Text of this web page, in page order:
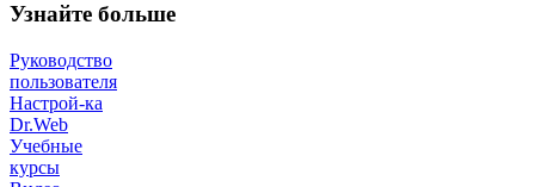
Узнайте больше
Руководство
пользователя
Настрой-ка
Dr.Web
Учебные
курсы